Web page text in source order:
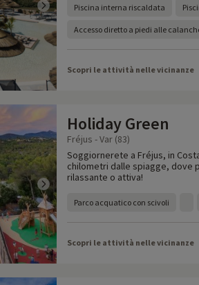
Piscina interna riscaldata
Accesso diretto a piedi alle
Scopri le attività nelle vicinanze
Holiday Green
Fréjus - Var (83)
Soggiornerete a Fréjus, in
chilometri dalle spiagge, dove
rilassante o attiva!
Parco acquatico con scivoli
Scopri le attività nelle vicinanze